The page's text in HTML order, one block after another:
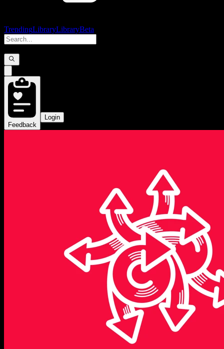
TrendingLibraryLibraryBeta
Feedback
Login